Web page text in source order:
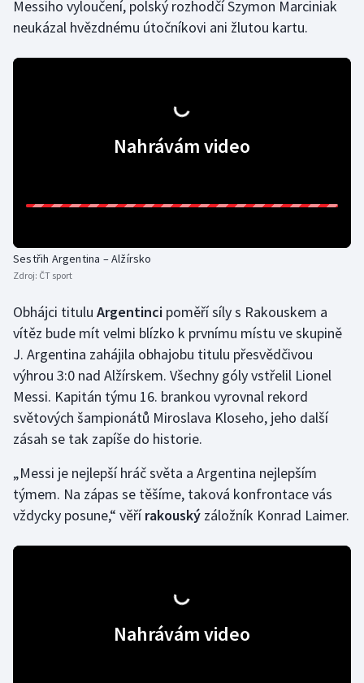
Messiho vyloučení, polský rozhodčí Szymon Marciniak
neukázal hvězdnému útočníkovi ani žlutou kartu.
Nahrávám video
Sestřih Argentina – Alžírsko
Zdroj: ČT sport
Obhájci titulu Argentinci poměří síly s Rakouskem a
vítěz bude mít velmi blízko k prvnímu místu ve skupině
J. Argentina zahájila obhajobu titulu přesvědčivou
výhrou 3:0 nad Alžírskem. Všechny góly vstřelil Lionel
Messi. Kapitán týmu 16. brankou vyrovnal rekord
světových šampionátů Miroslava Kloseho, jeho další
zásah se tak zapíše do historie.
„Messi je nejlepší hráč světa a Argentina nejlepším
týmem. Na zápas se těšíme, taková konfrontace vás
vždycky posune,“ věřírakouský záložník Konrad Laimer.
Nahrávám video